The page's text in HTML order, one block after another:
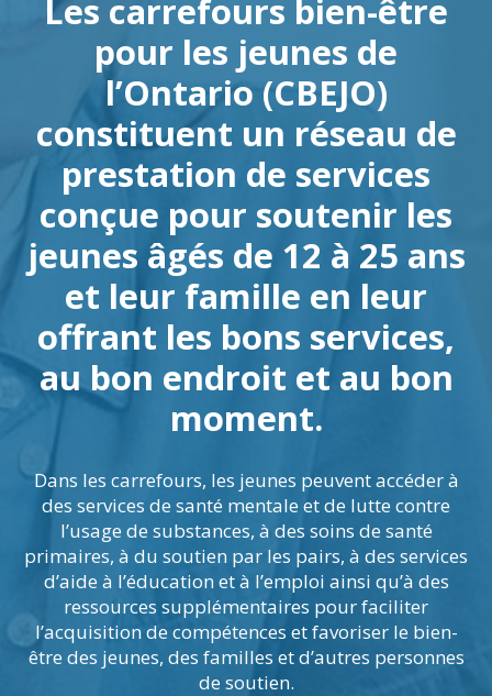
Les carrefours bien-être
pour les jeunes de
l’Ontario (CBEJO)
constituent un réseau de
prestation de services
conçue pour soutenir les
jeunes âgés de 12 à 25 ans
et leur famille en leur
offrant les bons services,
au bon endroit et au bon
moment.
Dans les carrefours, les jeunes peuvent accéder à
des services de santé mentale et de lutte contre
l’usage de substances, à des soins de santé
primaires, à du soutien par les pairs, à des services
d’aide à l’éducation et à l’emploi ainsi qu’à des
ressources supplémentaires pour faciliter
l’acquisition de compétences et favoriser le bien-
être des jeunes, des familles et d’autres personnes
de soutien.